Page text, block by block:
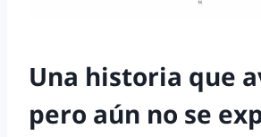
Una historia que
pero aún no se